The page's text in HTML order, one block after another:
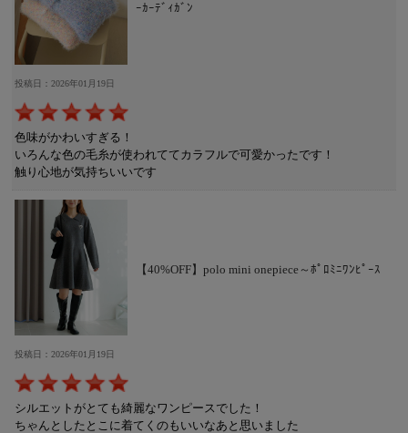
ｰｶｰﾃﾞｨｶﾞﾝ
投稿日：2026年01月19日
色味がかわいすぎる！
いろんな色の毛糸が使われててカラフルで可愛かったです！
触り心地が気持ちいいです
【40%OFF】polo mini onepiece～ﾎﾟﾛﾐﾆﾜﾝﾋﾟｰｽ
投稿日：2026年01月19日
シルエットがとても綺麗なワンピースでした！
ちゃんとしたとこに着てくのもいいなあと思いました